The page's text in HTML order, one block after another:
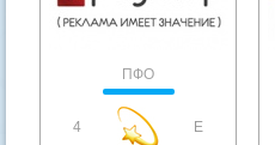
ПФО
4 E